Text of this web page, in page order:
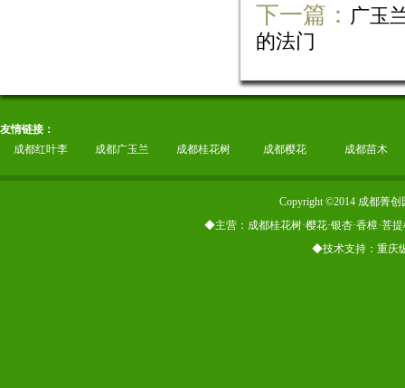
下一篇： 广玉
的法门
友情链接：
成都红叶李
成都广玉兰 成都桂花树 成都樱花 成都苗木
Copyright ©2014 成都菁
◆主营：成都桂花树·樱花·银杏·香樟·菩
◆技术支持：重庆